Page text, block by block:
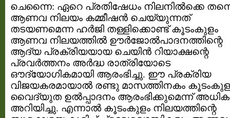
ചെന്നൈ: ഏറെ പ്രതിഷേധം നിലനിൽക്കെ
ആണവ നിലയം കമ്മീഷന്‍ ചെയ്യുന്നത്
തടയണമെന്ന ഹര്‍ജി തള്ളിക്കൊണ്ട് കൂടംകുളം
ആണവ നിലയത്തിൽ ഊര്‍ജോല്‍പാദനത്തിന്റെ
ആദ്യ പ്രക്രിയയായ ചെയിന്‍ റിയാക്ഷന്റെ
പ്രവര്‍ത്തനം അര്‍ദ്ധ രാത്രിയോടെ
ഔദ്യോഗികമായി ആരംഭിച്ചു. ഈ പ്രക്രിയ
വിജയകരമായാൽ രണ്ടു മാസത്തിനകം
വൈദ്യുത ഉല്‍പ്പാദനം ആരംഭിക്കുമെന്ന്
അറിയിച്ചു. എന്നാൽ കൂടംകുളം നിലയത്തിന്റെ